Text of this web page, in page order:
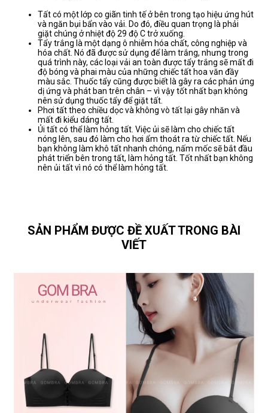
Tất có một lớp co giãn tinh tế ở bên trong tạo hiệu ứng hút
và ngăn bụi bẩn vào vải. Do đó, điều quan trọng là phải
giặt chúng ở nhiệt độ 29 độ C trở xuống.
Tẩy trắng là một dạng ô nhiễm hóa chất, công nghiệp và
hóa chất. Nó đã được sử dụng để làm trắng, nhưng trong
quá trình này, các loại vải an toàn được tẩy trắng sẽ mất đi
độ bóng và phai màu của những chiếc tất hoa văn đầy
màu sắc. Thuốc tẩy cũng được biết là gây ra các phản ứng
dị ứng và phát ban trên chân – vì vậy tốt nhất bạn không
nên sử dụng thuốc tẩy để giặt tất.
Phơi tất theo chiều dọc và không vò tất lại gây nhăn và
mất đi kiểu dáng tất.
Ủi tất có thể làm hỏng tất. Việc ủi sẽ làm cho chiếc tất
nóng lên, sau đó làm cho hơi ẩm thoát ra từ chiếc tất. Nếu
bạn không làm khô tất nhanh chóng, nấm mốc sẽ bắt đầu
phát triển bên trong tất, làm hỏng tất. Tốt nhất bạn không
nên ủi tất vì nó có thể làm hỏng tất.
SẢN PHẨM ĐƯỢC ĐỀ XUẤT TRONG BÀI
VIẾT